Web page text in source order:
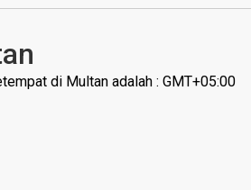
di Multan adalah : GMT+05:00